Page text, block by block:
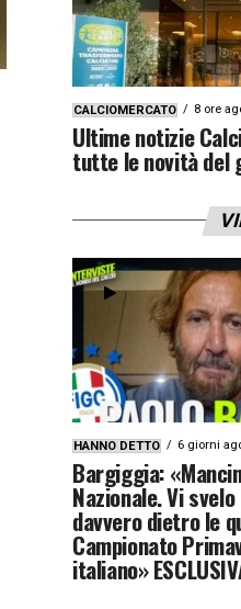
CALCIOMERCATO 8 ore
Ultime notizie
tutte le novità del
HANNO DETTO 6 giorni
Bargiggia:
Nazionale. Vi
davvero dietro le
Campionato
italiano»